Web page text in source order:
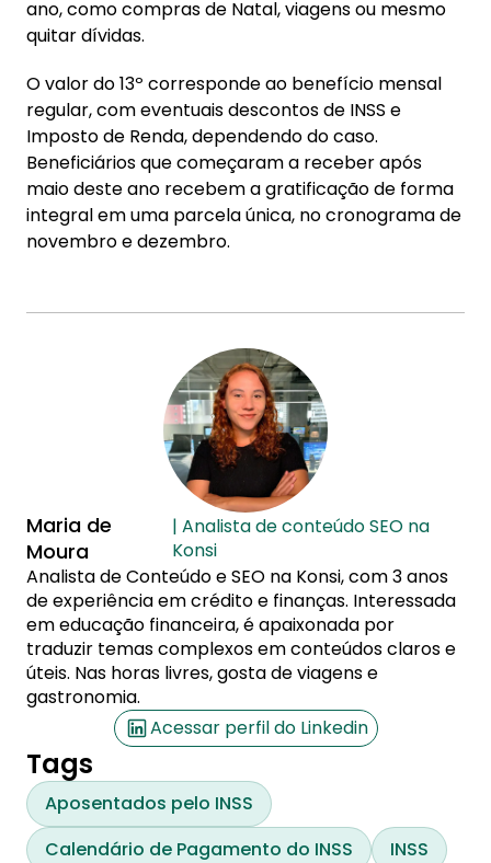
ano, como compras de Natal, viagens ou mesmo
quitar dívidas.
O valor do 13º corresponde ao benefício mensal
regular, com eventuais descontos de INSS e
Imposto de Renda, dependendo do caso.
Beneficiários que começaram a receber após
maio deste ano recebem a gratificação de forma
integral em uma parcela única, no cronograma de
novembro e dezembro.
Maria de
Moura
| Analista de conteúdo SEO na
Konsi
Analista de Conteúdo e SEO na Konsi, com 3 anos
de experiência em crédito e finanças. Interessada
em educação financeira, é apaixonada por
traduzir temas complexos em conteúdos claros e
úteis. Nas horas livres, gosta de viagens e
gastronomia.
Acessar perfil do Linkedin
Tags
Aposentados pelo INSS
Calendário de Pagamento do INSS
INSS